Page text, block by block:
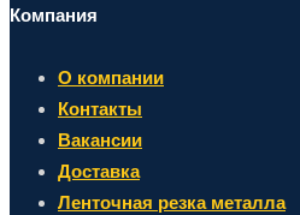
Компания
О компании
Контакты
Вакансии
Доставка
Ленточная резка металла